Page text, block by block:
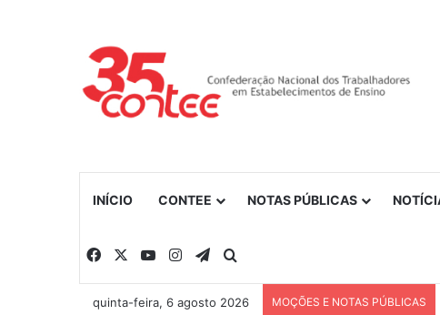
INÍCIO CONTEE NOTAS PÚBLICAS
Facebook YouTubeInstagramTelegram
quinta-feira, 6 agosto 2026 MOÇÕES E NOTAS PÚBLICAS